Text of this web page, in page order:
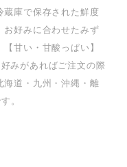
蔵庫で保存された鮮度
お好みに合わせたみず
甘い・甘酸っぱい】
みがあればご注文の際
海道・九州・沖縄・離
。